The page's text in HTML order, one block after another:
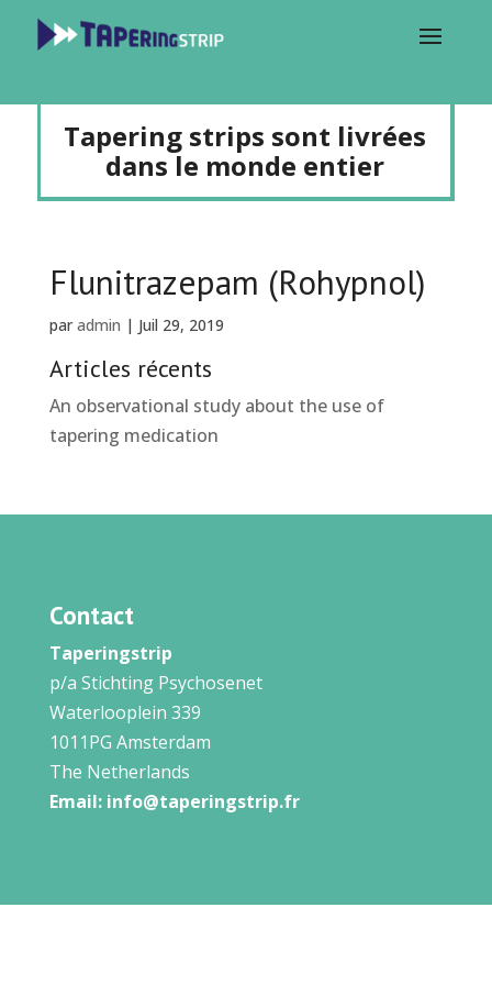
Tapering strips sont livrées
dans le monde entier
Flunitrazepam (Rohypnol)
paradmin | Juil 29, 2019
Articles récents
An observational study about the use of
tapering medication
Contact
Taperingstrip
p/a Stichting Psychosenet
Waterlooplein 339
1011PG Amsterdam
The Netherlands
Email: info@taperingstrip.fr